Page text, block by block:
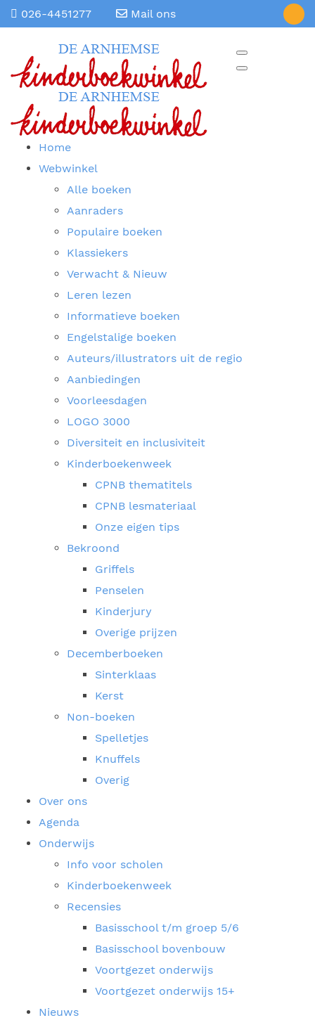
026-4451277 Mail ons
Home
Webwinkel
Alle boeken
Aanraders
Populaire boeken
Klassiekers
Verwacht & Nieuw
Leren lezen
Informatieve boeken
Engelstalige boeken
Auteurs/illustrators uit de regio
Aanbiedingen
Voorleesdagen
LOGO 3000
Diversiteit en inclusiviteit
Kinderboekenweek
CPNB thematitels
CPNB lesmateriaal
Onze eigen tips
Bekroond
Griffels
Penselen
Kinderjury
Overige prijzen
Decemberboeken
Sinterklaas
Kerst
Non-boeken
Spelletjes
Knuffels
Overig
Over ons
Agenda
Onderwijs
Info voor scholen
Kinderboekenweek
Recensies
Basisschool t/m groep 5/6
Basisschool bovenbouw
Voortgezet onderwijs
Voortgezet onderwijs 15+
Nieuws